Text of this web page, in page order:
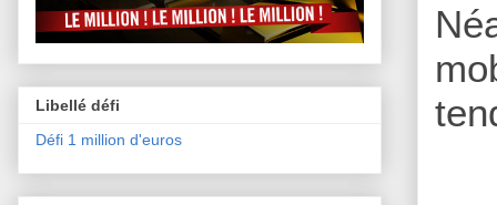
Libellé défi
Défi 1 million d'euros